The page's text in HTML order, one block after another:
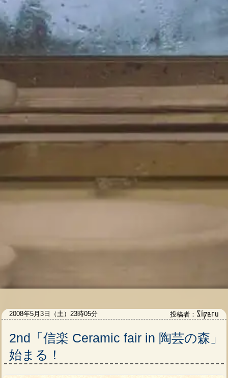
2nd「信楽 Ceramic fair in 陶芸の森」
始まる！
投稿者： Sigeru
2008年5月3日（土）23時05分